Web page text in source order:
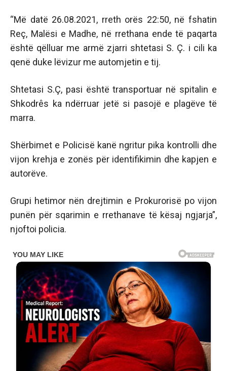
“Më datë 26.08.2021, rreth orës 22:50, në fshatin
Reç, Malësi e Madhe, në rrethana ende të paqarta
është qëlluar me armë zjarri shtetasi S. Ç. i cili ka
qenë duke lëvizur me automjetin e tij.
Shtetasi S.Ç, pasi është transportuar në spitalin e
Shkodrês ka ndërruar jetë si pasojë e plagëve të
marra.
Shërbimet e Policisë kanë ngritur pika kontrolli dhe
vijon krehja e zonës për identifikimin dhe kapjen e
autorëve.
Grupi hetimor nën drejtimin e Prokurorisë po vijon
punën për sqarimin e rrethanave të kësaj ngjarja”,
njoftoi policia.